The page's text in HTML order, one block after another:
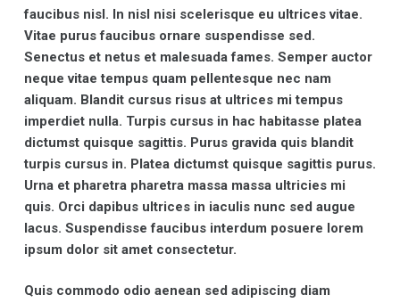
faucibus nisl. In nisl nisi scelerisque eu ultrices vitae.
Vitae purus faucibus ornare suspendisse sed.
Senectus et netus et malesuada fames. Semper auctor
neque vitae tempus quam pellentesque nec nam
aliquam. Blandit cursus risus at ultrices mi tempus
imperdiet nulla. Turpis cursus in hac habitasse platea
dictumst quisque sagittis. Purus gravida quis blandit
turpis cursus in. Platea dictumst quisque sagittis purus.
Urna et pharetra pharetra massa massa ultricies mi
quis. Orci dapibus ultrices in iaculis nunc sed augue
lacus. Suspendisse faucibus interdum posuere lorem
ipsum dolor sit amet consectetur.
Quis commodo odio aenean sed adipiscing diam